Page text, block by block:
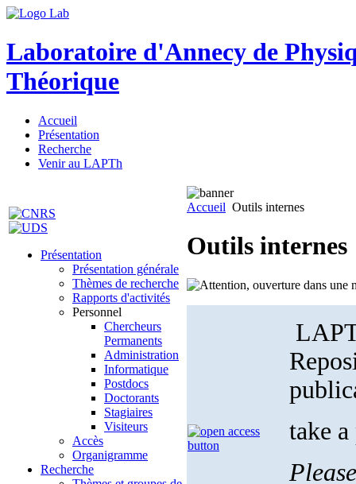
Laboratoire d'Annecy de
Théorique
Accueil
Présentation
Recherche
Venir au LAPTh
Présentation
Présentation générale
Thèmes de recherche
Rapports d'activités
Personnel
Chercheurs
Permanents
Administration
Informatique
Postdocs
Doctorants
Stagiaires
Visiteurs
Accès
Organigramme
Recherche
Accueil Outils internes
Outils internes
take